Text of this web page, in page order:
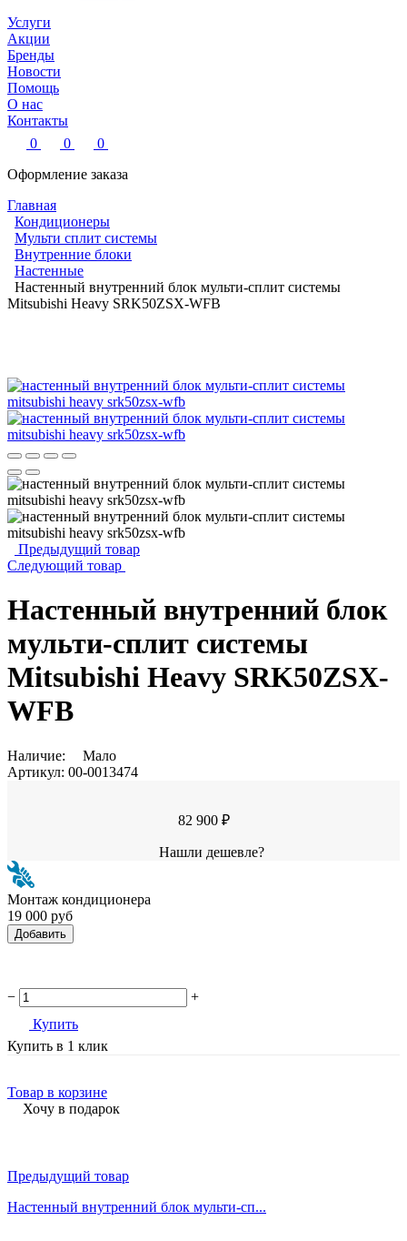
Услуги
Акции
Бренды
Новости
Помощь
О нас
Контакты
0
0
0
Оформление заказа
Главная
Кондиционеры
Мульти сплит системы
Внутренние блоки
Настенные
Настенный внутренний блок мульти-сплит системы
Mitsubishi Heavy SRK50ZSX-WFB
Предыдущий товар
Следующий товар
Настенный внутренний блок
мульти-сплит системы
Mitsubishi Heavy SRK50ZSX-
WFB
Наличие:
Мало
Артикул: 00-0013474
82 900 ₽
Нашли дешевле?
Монтаж кондиционера
19 000 руб
Добавить
−
+
Купить
Купить в 1 клик
Товар в корзине
Хочу в подарок
Предыдущий товар
Настенный внутренний блок мульти-сп...